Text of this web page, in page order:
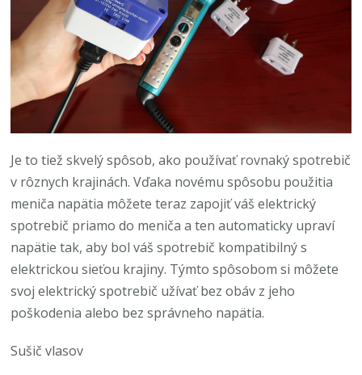
Je to tiež skvelý spôsob, ako používať rovnaký spotrebič
v rôznych krajinách. Vďaka novému spôsobu použitia
meniča napätia môžete teraz zapojiť váš elektrický
spotrebič priamo do meniča a ten automaticky upraví
napätie tak, aby bol váš spotrebič kompatibilný s
elektrickou sieťou krajiny. Týmto spôsobom si môžete
svoj elektrický spotrebič užívať bez obáv z jeho
poškodenia alebo bez správneho napätia.
Sušič vlasov